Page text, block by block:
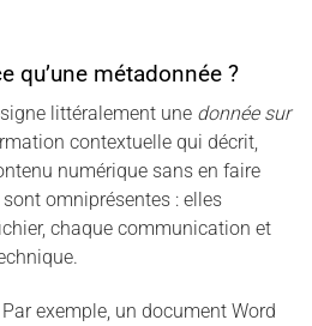
qu’une métadonnée ?
littéralement une donnée sur
contextuelle qui décrit,
numérique sans en faire
omniprésentes : elles
chaque communication et
exemple, un document Word